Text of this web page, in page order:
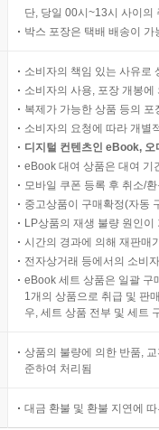
단, 당일 00시~13시 사이의
박스 포장은 택배 배송이
소비자의 책임 있는 사유로
소비자의 사용, 포장 개봉
복제가 가능한 상품 등의
소비자의 요청에 따라 개별
디지털 컨텐츠인 eBook,
eBook 대여 상품은 대여 기
모바일 쿠폰 등록 후 취소/
중고상품이 구매확정(자동
LP상품의 재생 불량 원인
시간의 경과에 의해 재판매
전자상거래 등에서의 소비
eBook 세트 상품은 일괄 구
1개의 상품으로 취급 및 판
우, 세트 상품 전부 및 세트
상품의 불량에 의한 반품,
준하여 처리됨
대금 환불 및 환불 지연에